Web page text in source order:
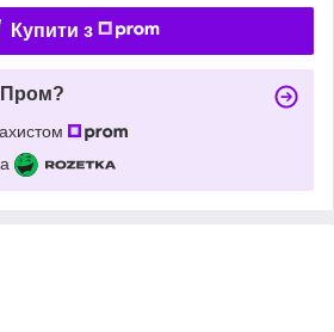
Купити з
Пром?